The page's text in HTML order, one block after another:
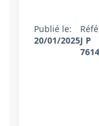
Publié le:
20/01/2025J P